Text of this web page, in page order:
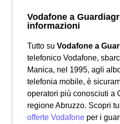
Vodafone a
informazioni
Tutto su Vodafone a
telefonico Vodafone,
Manica, nel 1995, agli
telefonia mobile, è
operatori più conosciuti a
regione Abruzzo. Scopri
offerte Vodafone per i